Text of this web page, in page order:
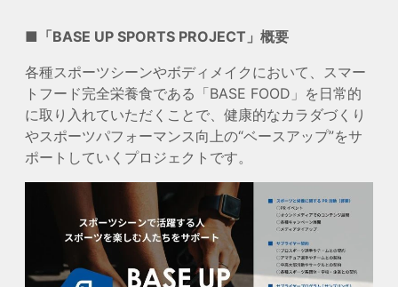
■「BASE UP SPORTS PROJECT」概要
各種スポーツシーンやボディメイクにおいて、スマー
トフード完全栄養食である「BASE FOOD」を日常的
に取り入れていただくことで、健康的なカラダづくり
やスポーツパフォーマンス向上の“ベースアップ”をサ
ポートしていくプロジェクトです。